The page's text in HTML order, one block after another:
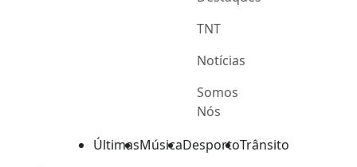
TNT
Notícias
Somos
Nós
ÚltimasMúsicaDesportoTrânsito